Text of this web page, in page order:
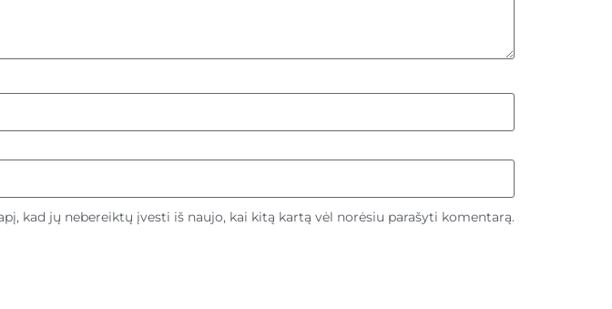
kad jų nebereiktų įvesti iš naujo, kai kitą kartą vėl norėsiu parašyti komentarą.